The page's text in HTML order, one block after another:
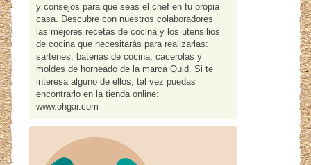
y consejos para que seas el chef en tu propia
casa. Descubre con nuestros colaboradores
las mejores recetas de cocina y los utensilios
de cocina que necesitarás para realizarlas:
sartenes, baterias de cocina, cacerolas y
moldes de horneado de la marca Quid. Si te
interesa alguno de ellos, tal vez puedas
encontrarlo en la tienda online:
www.ohgar.com